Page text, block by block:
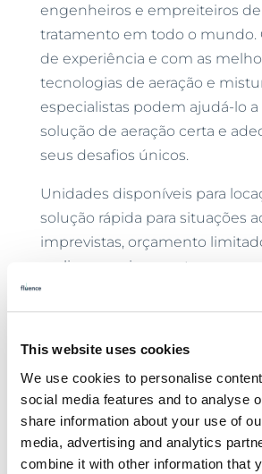
This website uses cookies
We use cookies to personalise
social media features and to analyse
share information about your use of
media, advertising and analytics
combine it with other information that
engenheiros e empreiteiros
tratamento em todo o mundo.
de experiência e com as
tecnologias de aeração e
especialistas podem ajudá-lo a
solução de aeração certa e
seus desafios únicos.
Unidades disponíveis para
solução rápida para situações
imprevistas, orçamento
avaliar o equipamento em
Seja qual for o motivo,
equipamento alugado
Contate a Fluencepara obter
informações sobre os valores
de compra do difusor de
Cyclone.